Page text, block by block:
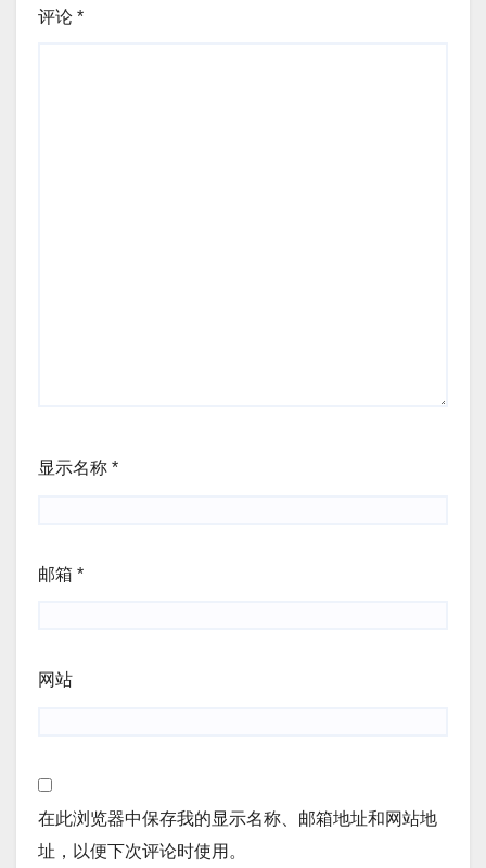
评论 *
显示名称 *
邮箱 *
网站
在此浏览器中保存我的显示名称、邮箱地址和网站地
址，以便下次评论时使用。